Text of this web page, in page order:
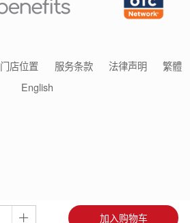
加入购物车
门店位置 服务条款 法律声明
繁體
English